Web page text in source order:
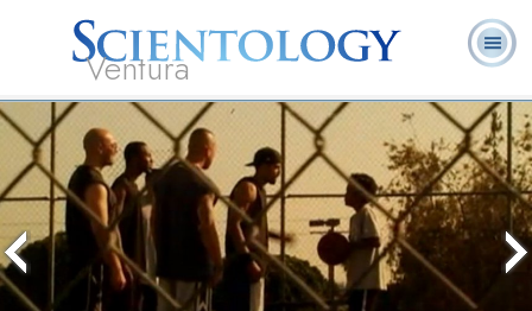
Ventura
Acerca de
Nosotros
L. Ronald
Hubbard
¿Qué es
Scientology?
Ministros
Voluntarios
Preguntas
Frecuentes
Libros